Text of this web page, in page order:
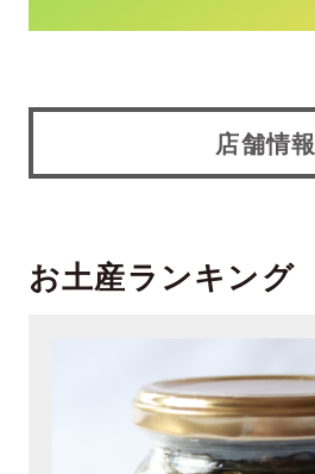
店舗情報
お土産ランキング